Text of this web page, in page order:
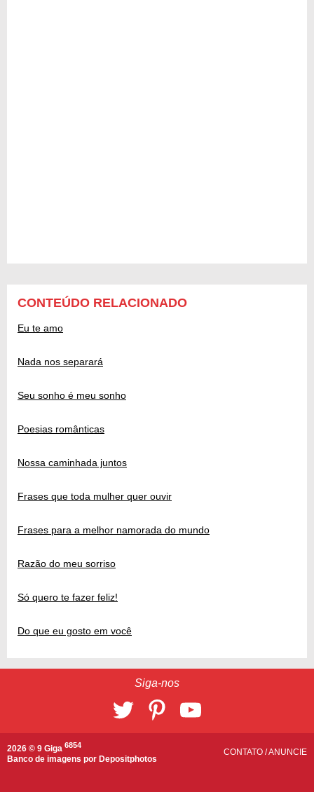
CONTEÚDO RELACIONADO
Eu te amo
Nada nos separará
Seu sonho é meu sonho
Poesias românticas
Nossa caminhada juntos
Frases que toda mulher quer ouvir
Frases para a melhor namorada do mundo
Razão do meu sorriso
Só quero te fazer feliz!
Do que eu gosto em você
Siga-nos
2026 © 9 Giga 6854
Banco de imagens por Depositphotos
CONTATO /ANUNCIE